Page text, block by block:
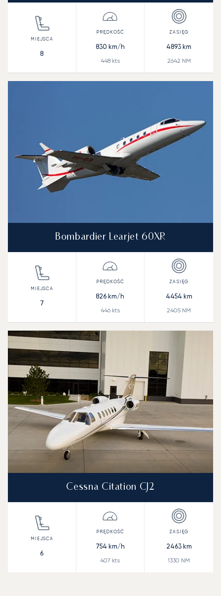
8
830 km/h
448kts
4893 km
2642 NM
Bombardier Learjet 60XR
7
826 km/h
446kts
4454 km
2405 NM
Cessna Citation CJ2
6
754 km/h
407 kts
2463km
1330 NM